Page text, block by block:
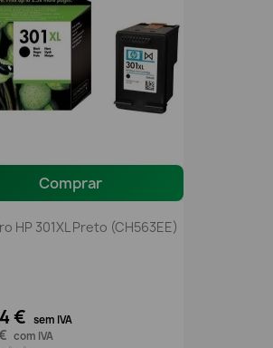
Comprar
HP 301XL Preto (CH563EE)
€ sem IVA
com IVA